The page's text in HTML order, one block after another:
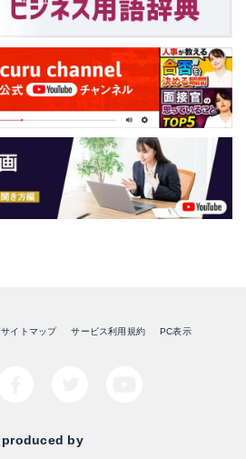
サイトマップ サービス利用規約 PC表示
produced by